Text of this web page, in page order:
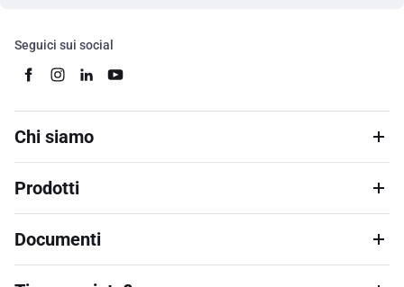
Seguici sui social
Chi siamo
Prodotti
Documenti